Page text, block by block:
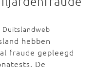
Duitslandweb
hebben
fraude gepleegd
De